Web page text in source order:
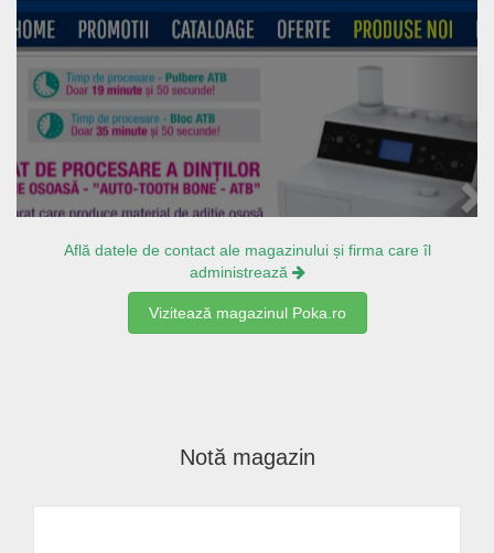
Află datele de contact ale magazinului și firma care îl
administrează
Vizitează magazinul Poka.ro
Notă magazin